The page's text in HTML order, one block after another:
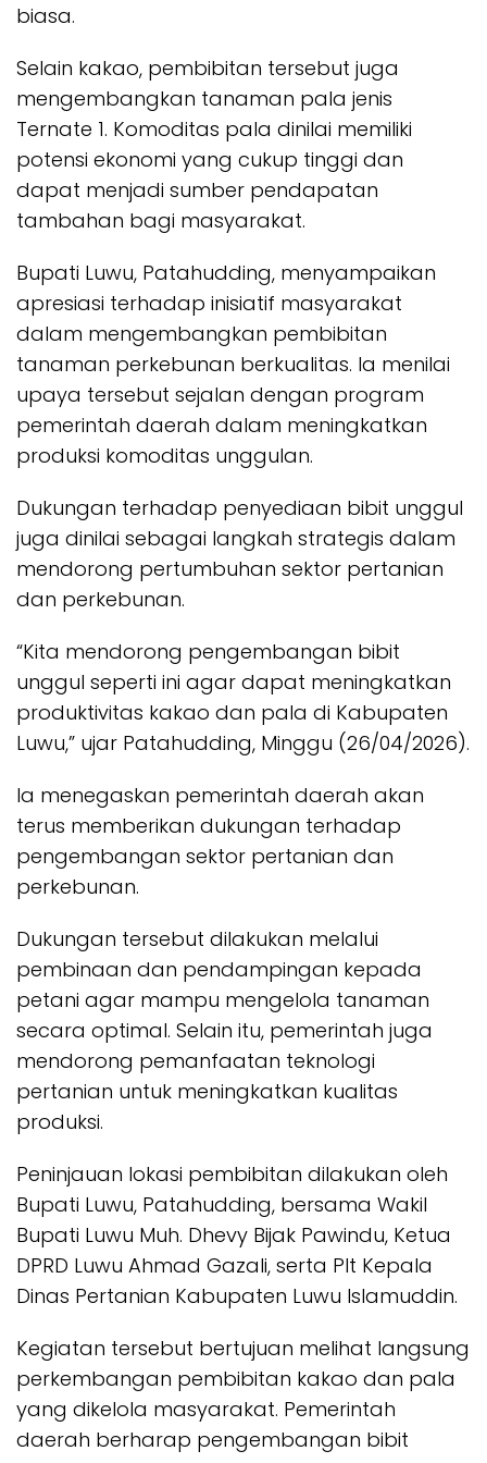
biasa.
Selain kakao, pembibitan tersebut juga
mengembangkan tanaman pala jenis
Ternate 1. Komoditas pala dinilai memiliki
potensi ekonomi yang cukup tinggi dan
dapat menjadi sumber pendapatan
tambahan bagi masyarakat.
Bupati Luwu, Patahudding, menyampaikan
apresiasi terhadap inisiatif masyarakat
dalam mengembangkan pembibitan
tanaman perkebunan berkualitas. Ia menilai
upaya tersebut sejalan dengan program
pemerintah daerah dalam meningkatkan
produksi komoditas unggulan.
Dukungan terhadap penyediaan bibit unggul
juga dinilai sebagai langkah strategis dalam
mendorong pertumbuhan sektor pertanian
dan perkebunan.
“Kita mendorong pengembangan bibit
unggul seperti ini agar dapat meningkatkan
produktivitas kakao dan pala di Kabupaten
Luwu,” ujar Patahudding, Minggu (26/04/2026).
Ia menegaskan pemerintah daerah akan
terus memberikan dukungan terhadap
pengembangan sektor pertanian dan
perkebunan.
Dukungan tersebut dilakukan melalui
pembinaan dan pendampingan kepada
petani agar mampu mengelola tanaman
secara optimal. Selain itu, pemerintah juga
mendorong pemanfaatan teknologi
pertanian untuk meningkatkan kualitas
produksi.
Peninjauan lokasi pembibitan dilakukan oleh
Bupati Luwu, Patahudding, bersama Wakil
Bupati Luwu Muh. Dhevy Bijak Pawindu, Ketua
DPRD Luwu Ahmad Gazali, serta Plt Kepala
Dinas Pertanian Kabupaten Luwu Islamuddin.
Kegiatan tersebut bertujuan melihat langsung
perkembangan pembibitan kakao dan pala
yang dikelola masyarakat. Pemerintah
daerah berharap pengembangan bibit